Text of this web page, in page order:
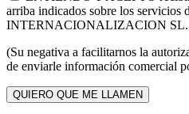
arriba indicados sobre los servicios
INTERNACIONALIZACION SL.
(Su negativa a facilitarnos la
de enviarle información comercial